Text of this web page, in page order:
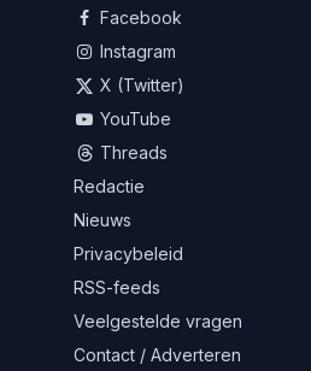
Facebook
Instagram
X (Twitter)
YouTube
Threads
Redactie
Nieuws
Privacybeleid
RSS-feeds
Veelgestelde vragen
Contact / Adverteren